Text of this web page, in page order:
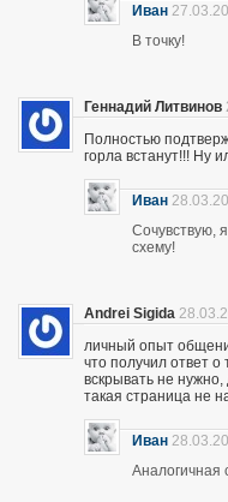
Иван
В точку!
Геннадий Литвинов
Полностью
горла встанут!!! Ну
Иван
Сочувствую,
схему!
Andrei Sigida
личный опыт
что получил ответ
вскрывать не
такая страница не
Иван
Аналогичная